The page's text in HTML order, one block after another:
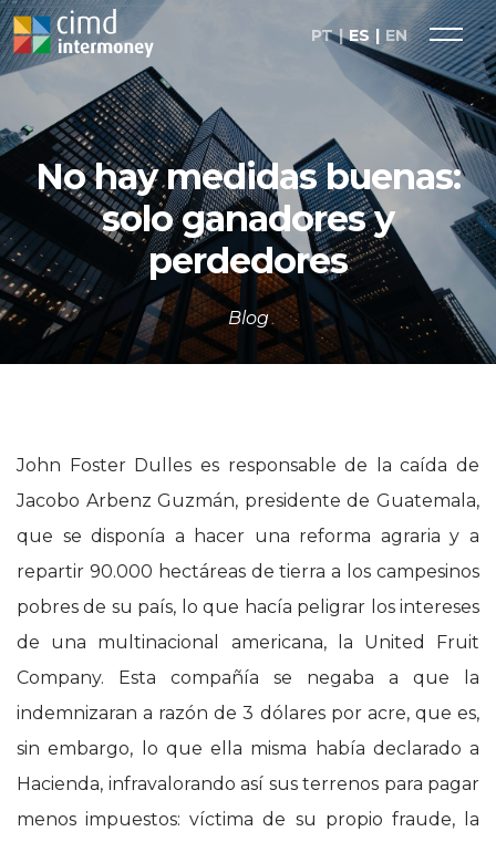
PT ES EN
No hay medidas buenas:
solo ganadores y
perdedores
Blog
John Foster Dulles es responsable de la caída de
Jacobo Arbenz Guzmán, presidente de Guatemala,
que se disponía a hacer una reforma agraria y a
repartir 90.000 hectáreas de tierra a los campesinos
pobres de su país, lo que hacía peligrar los intereses
de una multinacional americana, la United Fruit
Company. Esta compañía se negaba a que la
indemnizaran a razón de 3 dólares por acre, que es,
sin embargo, lo que ella misma había declarado a
Hacienda, infravalorando así sus terrenos para pagar
menos impuestos: víctima de su propio fraude, la